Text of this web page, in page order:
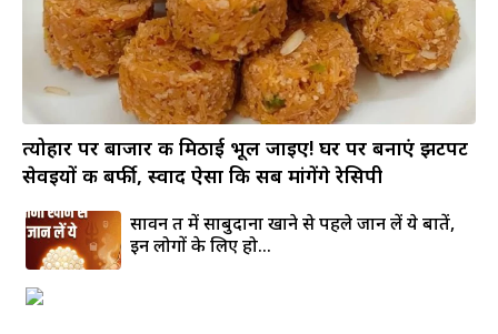
त्योहार पर बाजार की मिठाई भूल जाइए! घर पर बनाएं झटपट
सेवइयों की बर्फी, स्वाद ऐसा कि सब मांगेंगे रेसिपी
सावन व्रत में साबुदाना खाने से पहले जान लें ये बातें,
इन लोगों के लिए हो...